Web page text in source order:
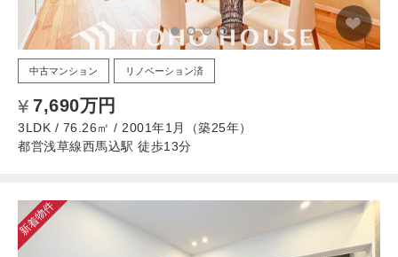
中古マンション リノベーション済
7,690万円
3LDK / 76.26㎡ / 2001年1月（築25年）
都営浅草線西馬込駅 徒歩13分
新着物件